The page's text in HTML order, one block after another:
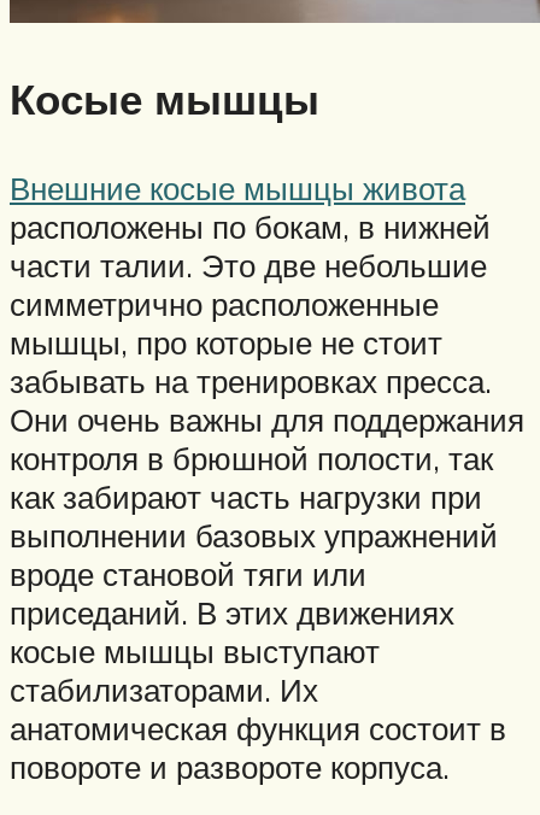
Косые мышцы
Внешние косые мышцы живота
расположены по бокам, в нижней
части талии. Это две небольшие
симметрично расположенные
мышцы, про которые не стоит
забывать на тренировках пресса.
Они очень важны для поддержания
контроля в брюшной полости, так
как забирают часть нагрузки при
выполнении базовых упражнений
вроде становой тяги или
приседаний. В этих движениях
косые мышцы выступают
стабилизаторами. Их
анатомическая функция состоит в
повороте и развороте корпуса.